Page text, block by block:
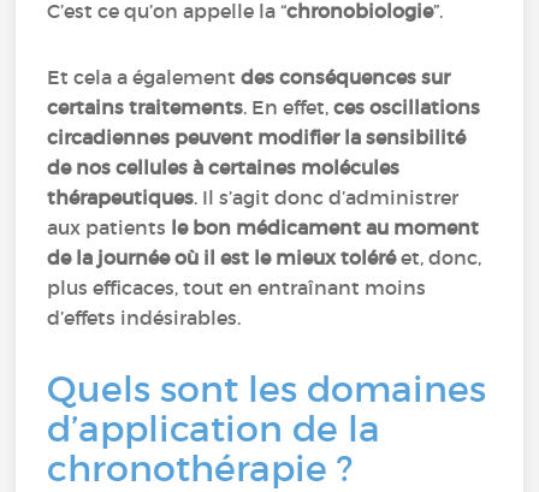
C’est ce qu’on appelle la “chronobiologie”.
Et cela a égalementdes conséquences sur
certains traitements. En effet,ces oscillations
circadiennes peuvent modifier la sensibilité
de nos cellules à certaines molécules
thérapeutiques. Il s’agit donc d’administrer
aux patients le bon médicament au moment
de la journée où il est le mieux toléréet, donc,
plus efficaces, tout en entraînant moins
d’effets indésirables.
Quels sont les domaines
d’application de la
chronothérapie ?